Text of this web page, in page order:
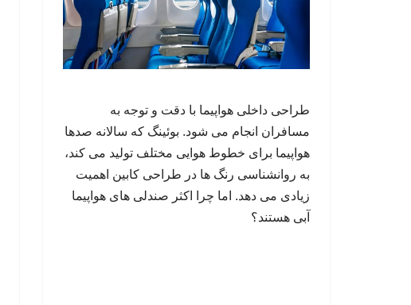
طراحی داخلی هواپیما با دقت و توجه به
مسافران انجام می شود. بوئینگ که سالانه صدها
هواپیما برای خطوط هوایی مختلف تولید می کند،
به روانشناسی رنگ ها در طراحی کابین اهمیت
زیادی می دهد. اما چرا اکثر صندلی های هواپیما
آبی هستند؟